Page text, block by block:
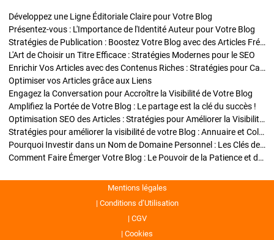
Développez une Ligne Éditoriale Claire pour Votre Blog
Présentez-vous : L'Importance de l'Identité Auteur pour Votre Blog
Stratégies de Publication : Boostez Votre Blog avec des Articles Fréquents et Exclusifs
L'Art de Choisir un Titre Efficace : Stratégies Modernes pour le SEO
Enrichir Vos Articles avec des Contenus Riches : Stratégies pour Captiver et Optimiser
Optimiser vos Articles grâce aux Liens
Engagez la Conversation pour Accroître la Visibilité de Votre Blog
Amplifiez la Portée de Votre Blog : Le partage est la clé du succès !
Optimisation SEO des Articles : Stratégies pour Améliorer la Visibilité de Votre Blog
Stratégies pour améliorer la visibilité de votre Blog : Annuaire et Collaborations
Pourquoi Investir dans un Nom de Domaine Personnel : Les Clés de la Réussite de Votre Blog
Comment Faire Émerger Votre Blog : Le Pouvoir de la Patience et de la Persévérance
Mentions légales
Conditions d’Utilisation
CGV
Cookies